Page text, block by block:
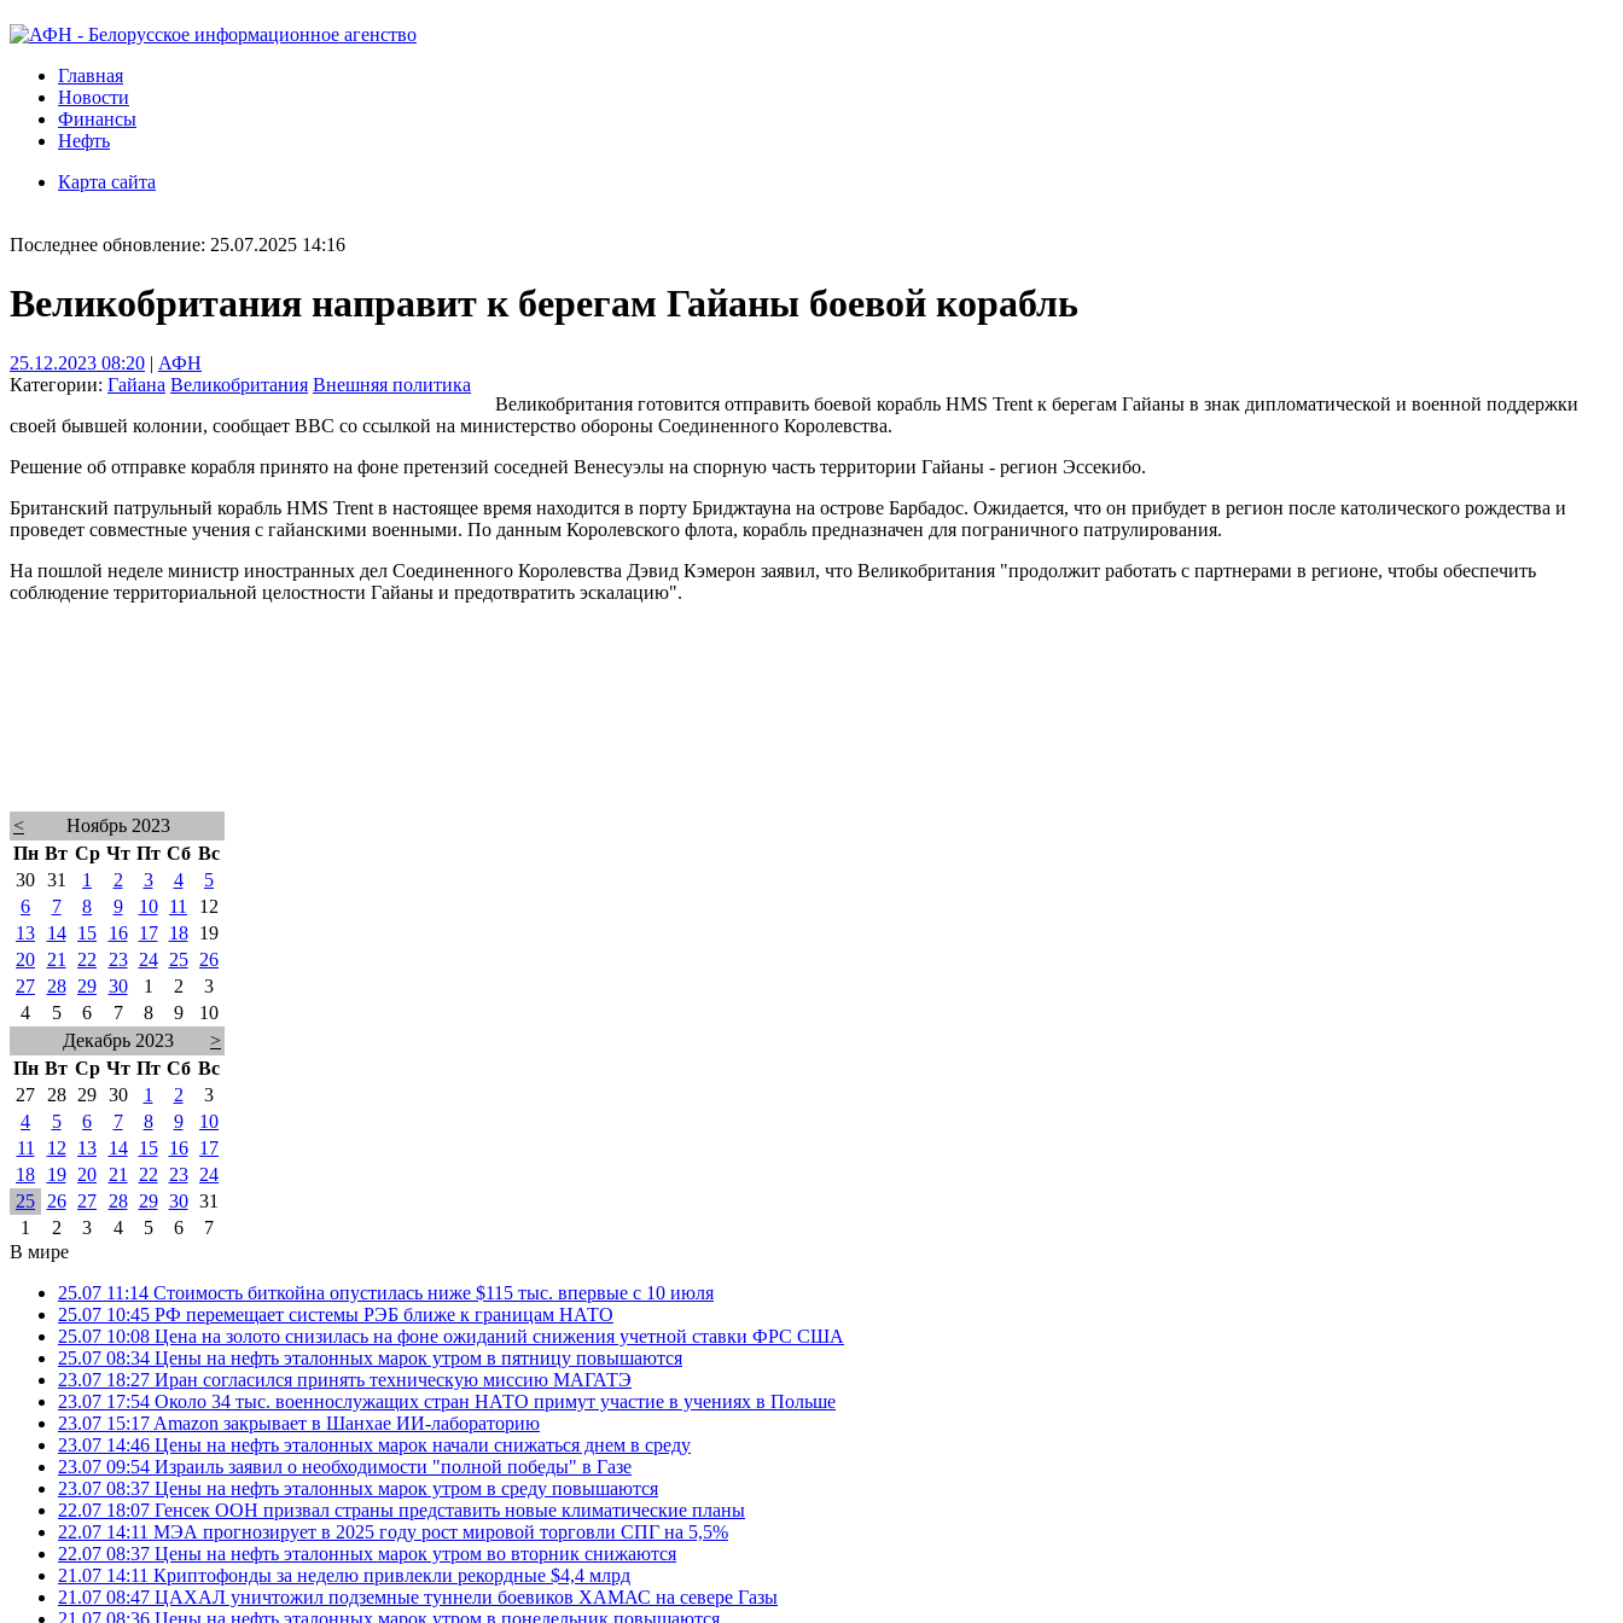
Главная
Новости
Финансы
Нефть
Карта сайта
Последнее обновление: 25.07.2025 14:16
Великобритания направит к берегам Гайаны боевой корабль
25.12.2023 08:20 | АФН
Категории: Гайана Великобритания Внешняя политика
Великобритания готовится отправить боевой корабль HMS Trent к берегам Гайаны в знак дипломатической и военной поддержки
своей бывшей колонии, сообщает BBC со ссылкой на министерство обороны Соединенного Королевства.
Решение об отправке корабля принято на фоне претензий соседней Венесуэлы на спорную часть территории Гайаны - регион Эссекибо.
Британский патрульный корабль HMS Trent в настоящее время находится в порту Бриджтауна на острове Барбадос. Ожидается, что он прибудет в регион после католического рождества и
проведет совместные учения с гайанскими военными. По данным Королевского флота, корабль предназначен для пограничного патрулирования.
На пошлой неделе министр иностранных дел Соединенного Королевства Дэвид Кэмерон заявил, что Великобритания "продолжит работать с партнерами в регионе, чтобы обеспечить
соблюдение территориальной целостности Гайаны и предотвратить эскалацию".
<
Ноябрь 2023
Пн Вт Ср Чт Пт Сб Вс
30 31 1 2 3 4
5
6
7 8 9 10 11
12
13
14 15 16 17 18
19
20
21 22 23 24 25
26
27
28 29 30 1 2
3
4
5 6 7 8 9
10
Декабрь 2023
>
Пн Вт Ср Чт Пт Сб Вс
27
28 29 30 1 2
3
4
5 6 7 8 9
10
11
12 13 14 15 16
17
18
19 20 21 22 23
24
25
26 27 28 29 30 31
1
2 3 4 5 6
7
В мире
25.07 11:14 Стоимость биткойна опустилась ниже $115 тыс. впервые с 10 июля
25.07 10:45 РФ перемещает системы РЭБ ближе к границам НАТО
25.07 10:08 Цена на золото снизилась на фоне ожиданий снижения учетной ставки ФРС США
25.07 08:34 Цены на нефть эталонных марок утром в пятницу повышаются
23.07 18:27 Иран согласился принять техническую миссию МАГАТЭ
23.07 17:54 Около 34 тыс. военнослужащих стран НАТО примут участие в учениях в Польше
23.07 15:17 Amazon закрывает в Шанхае ИИ-лабораторию
23.07 14:46 Цены на нефть эталонных марок начали снижаться днем в среду
23.07 09:54 Израиль заявил о необходимости "полной победы" в Газе
23.07 08:37 Цены на нефть эталонных марок утром в среду повышаются
22.07 18:07 Генсек ООН призвал страны представить новые климатические планы
22.07 14:11 МЭА прогнозирует в 2025 году рост мировой торговли СПГ на 5,5%
22.07 08:37 Цены на нефть эталонных марок утром во вторник снижаются
21.07 14:11 Криптофонды за неделю привлекли рекордные $4,4 млрд
21.07 08:47 ЦАХАЛ уничтожил подземные туннели боевиков ХАМАС на севере Газы
21.07 08:36 Цены на нефть эталонных марок утром в понедельник повышаются